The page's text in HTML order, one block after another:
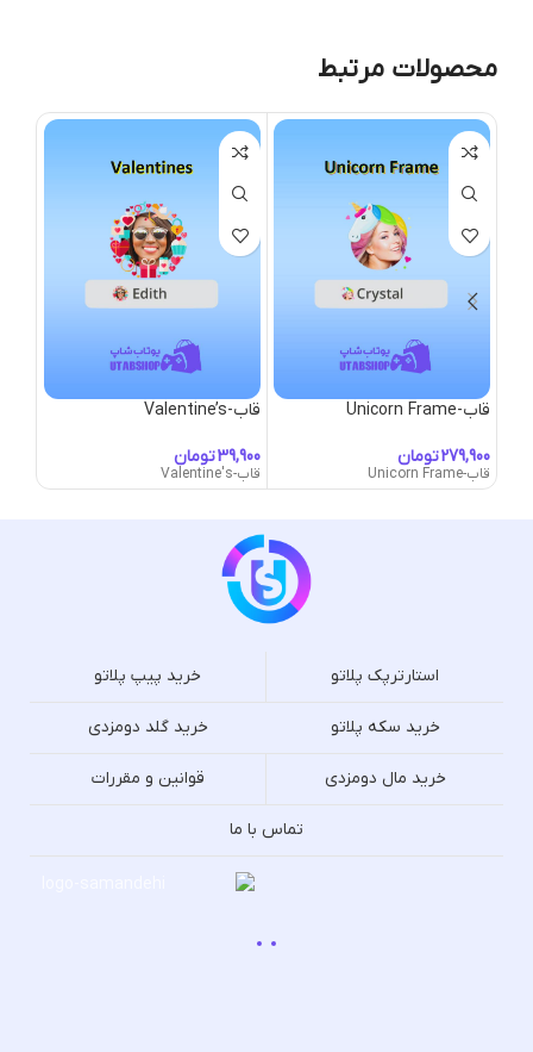
محصولات مرتبط
قاب-Unicorn Frame
تومان
قاب-Unicorn Frame
قاب-Valentine’s
تومان
قاب-Valentine's
استارترپک پلاتو خرید پیپ پلاتو
خرید سکه پلاتو خرید گلد دومزدی
خرید مال دومزدی قوانین و مقررات
تماس با ما